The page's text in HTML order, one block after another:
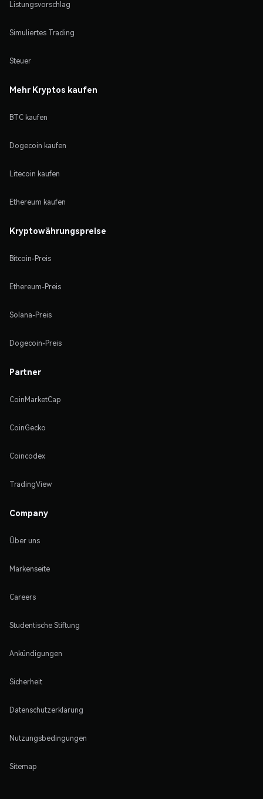
Listungsvorschlag
Simuliertes Trading
Steuer
Mehr Kryptos kaufen
BTC kaufen
Dogecoin kaufen
Litecoin kaufen
Ethereum kaufen
Kryptowährungspreise
Bitcoin-Preis
Ethereum-Preis
Solana-Preis
Dogecoin-Preis
Partner
CoinMarketCap
CoinGecko
Coincodex
TradingView
Company
Über uns
Markenseite
Careers
Studentische Stiftung
Ankündigungen
Sicherheit
Datenschutzerklärung
Nutzungsbedingungen
Sitemap